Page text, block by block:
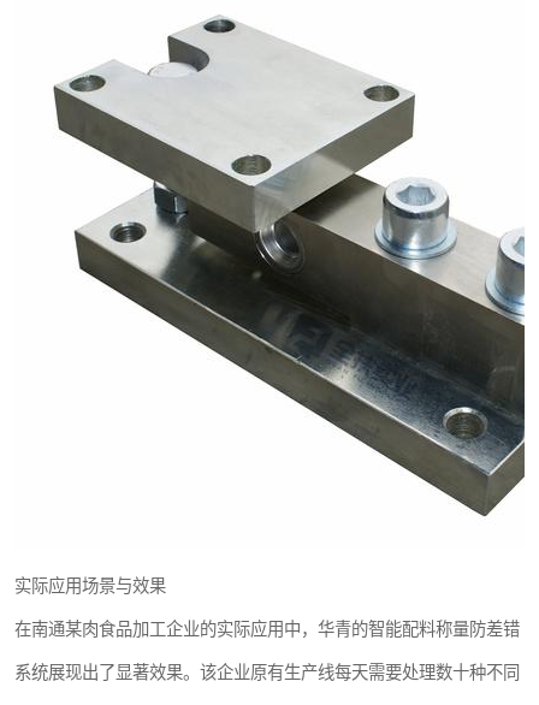
实际应用场景与效果
在南通某肉食品加工企业的实际应用中，华青的智能配料称量防差错
系统展现出了显著效果。该企业原有生产线每天需要处理数十种不同